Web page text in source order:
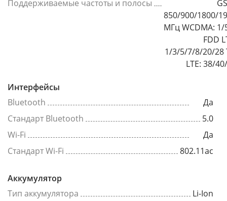
Поддерживаемые частоты и полосы
850/900/1800/
МГц WCDMA: 1/
FDD
1/3/5/7/8/20/28
LTE: 38/
Интерфейсы
Bluetooth
Да
Стандарт Bluetooth
5.0
Wi-Fi
Да
Стандарт Wi-Fi
802.11ac
Аккумулятор
Тип аккумулятора
Li-Ion